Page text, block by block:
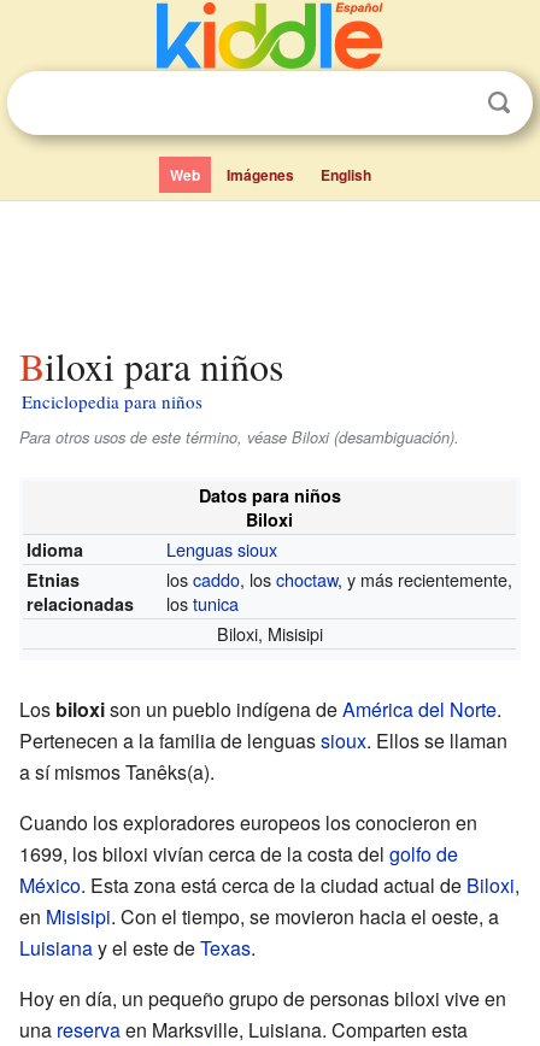
Web Imágenes English
Biloxi para niños
Enciclopedia para niños
Para otros usos de este término, véase Biloxi (desambiguación).
Datos para niños
Biloxi
Idioma
Lenguas sioux
Etnias
relacionadas
loscaddo, loschoctaw, y más recientemente,
lostunica
Biloxi, Misisipi
Los biloxison un pueblo indígena deAmérica del Norte.
Pertenecen a la familia de lenguassioux. Ellos se llaman
a sí mismos Tanêks(a).
Cuando los exploradores europeos los conocieron en
1699, los biloxi vivían cerca de la costa del golfo de
México. Esta zona está cerca de la ciudad actual de Biloxi,
en Misisipi. Con el tiempo, se movieron hacia el oeste, a
Luisianay el este deTexas.
Hoy en día, un pequeño grupo de personas biloxi vive en
una reservaen Marksville, Luisiana. Comparten esta